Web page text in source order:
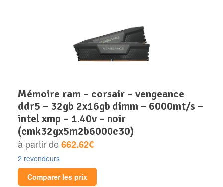
mémoire ram – corsair – vengeance
ddr5 – 32gb 2x16gb dimm – 6000mt/s –
intel xmp – 1.40v – noir
(cmk32gx5m2b6000c30)
à partir de662.62€
2 revendeurs
Comparer les prix